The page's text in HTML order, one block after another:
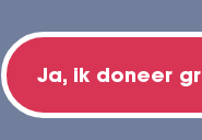
Ja, ik doneer